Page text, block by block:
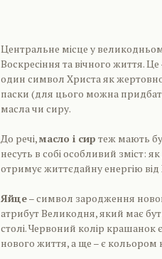
Центральне місце у
Воскресіння та вічного життя.
один символ Христа як
паски (для цього можна
масла чи сиру.
До речі,масло і сир теж мають
несуть в собі особливий зміст:
отримує життєдайну енергію від
Яйце– символ зародження
атрибут Великодня, який має
столі. Червоний колір крашанок
нового життя, а ще – є кольором